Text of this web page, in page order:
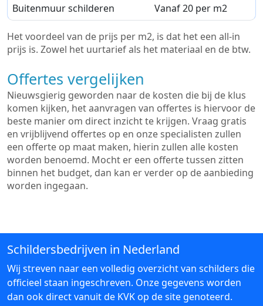
Buitenmuur schilderen
Vanaf 20 per m2
Het voordeel van de prijs per m2, is dat het een all-in
prijs is. Zowel het uurtarief als het materiaal en de btw.
Offertes vergelijken
Nieuwsgierig geworden naar de kosten die bij de klus
komen kijken, het aanvragen van offertes is hiervoor de
beste manier om direct inzicht te krijgen. Vraag gratis
en vrijblijvend offertes op en onze specialisten zullen
een offerte op maat maken, hierin zullen alle kosten
worden benoemd. Mocht er een offerte tussen zitten
binnen het budget, dan kan er verder op de aanbieding
worden ingegaan.
Schildersbedrijven in Nederland
Wij streven naar een volledig overzicht van schilders die
officieel staan ingeschreven. Onze gegevens worden
dan ook direct vanuit de KVK op de site genoteerd.